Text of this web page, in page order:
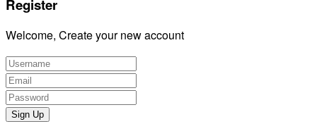
Register
Welcome, Create your new account